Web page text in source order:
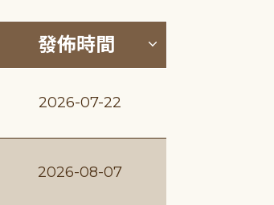
布單位排序 (升降冪)
發佈時間 按發佈時間
2026-07-22
2026-08-07